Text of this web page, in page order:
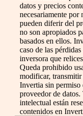
datos y precios
necesariamente
pueden diferir del
no son apropiados
basados en ellos.
caso de las
inversora que
Queda prohibido
modificar, transmitir
Invertia sin
proveedor de
intelectual están
contenidos en